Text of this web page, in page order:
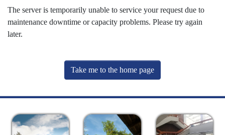
The server is temporarily unable to service your request due to
maintenance downtime or capacity problems. Please try again
later.
Take me to the home page